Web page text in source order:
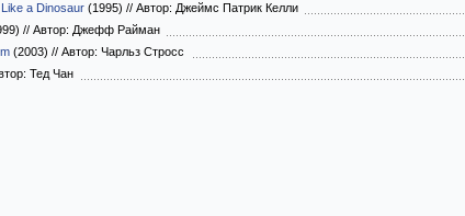
a Dinosaur (1995) // Автор: Джеймс Патрик Келли
// Автор: Джефф Райман
(2003) // Автор: Чарльз Стросс
Тед Чан